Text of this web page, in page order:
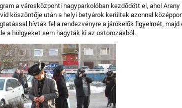
a városközponti nagyparkolóban kezdõdött el, ahol
köszöntõje után a helyi betyárok kerültek azonnal
hívták fel a rendezvényre a járókelõk figyelmét, majd
a hölgyeket sem hagyták ki az ostorozásból.